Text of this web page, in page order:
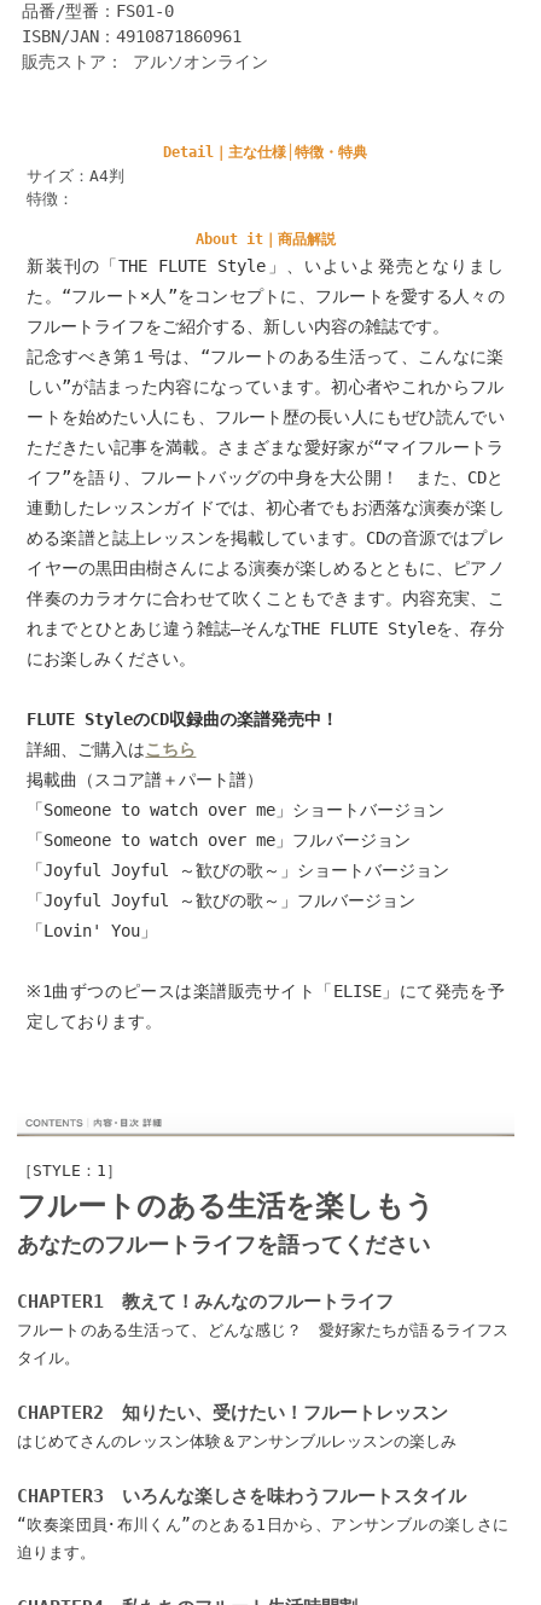
品番/型番：FS01-0
ISBN/JAN：4910871860961
販売ストア： アルソオンライン
Detail｜主な仕様│特徴・特典
サイズ：A4判
特徴：
About it｜商品解説
新装刊の「THE FLUTE Style」、いよいよ発売となりまし
た。“フルート×人”をコンセプトに、フルートを愛する人々の
フルートライフをご紹介する、新しい内容の雑誌です。
記念すべき第１号は、“フルートのある生活って、こんなに楽
しい”が詰まった内容になっています。初心者やこれからフル
ートを始めたい人にも、フルート歴の長い人にもぜひ読んでい
ただきたい記事を満載。さまざまな愛好家が“マイフルートラ
イフ”を語り、フルートバッグの中身を大公開！ また、CDと
連動したレッスンガイドでは、初心者でもお洒落な演奏が楽し
める楽譜と誌上レッスンを掲載しています。CDの音源ではプレ
イヤーの黒田由樹さんによる演奏が楽しめるとともに、ピアノ
伴奏のカラオケに合わせて吹くこともできます。内容充実、こ
れまでとひとあじ違う雑誌―そんなTHE FLUTE Styleを、存分
にお楽しみください。
FLUTE StyleのCD収録曲の楽譜発売中！
詳細、ご購入はこちら
掲載曲（スコア譜＋パート譜）
「Someone to watch over me 」ショートバージョン
「Someone to watch over me 」フルバージョン
「Joyful Joyful
～歓びの歌～」ショートバージョン
「Joyful Joyful
～歓びの歌～」フルバージョン
「Lovin' You 」
※1曲ずつのピースは楽譜販売サイト「 ELISE」にて発売を予
定しております。
［STYLE：1］
フルートのある生活を楽しもう
あなたのフルートライフを語ってください
CHAPTER1 教えて！みんなのフルートライフ
フルートのある生活って、どんな感じ？ 愛好家たちが語るライフス
タイル。
CHAPTER2 知りたい、受けたい！フルートレッスン
はじめてさんのレッスン体験＆アンサンブルレッスンの楽しみ
CHAPTER3 いろんな楽しさを味わうフルートスタイル
“吹奏楽団員･布川くん”のとある1日から、アンサンブルの楽しさに
迫ります。